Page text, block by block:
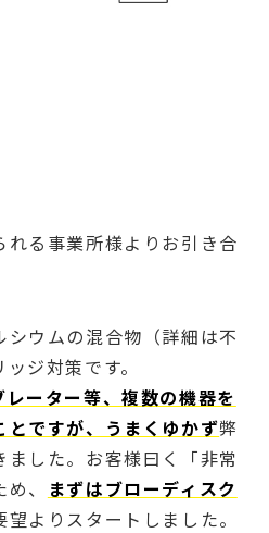
る事業所様よりお引き合
ウムの混合物（詳細は不
ジ対策です。
ーター等、複数の機器を
とですが、うまくゆかず弊
した。お客様曰く「非常
、
まずはブローディスク
望よりスタートしました。